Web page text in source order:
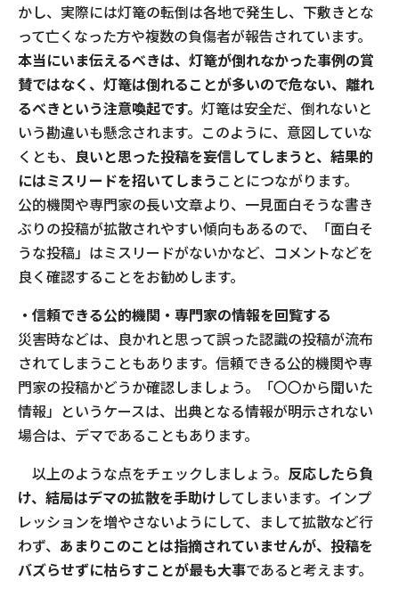
かし、実際には灯篭の転倒は各地で発生し、下敷きとな
って亡くなった方や複数の負傷者が報告されています。
本当にいま伝えるべきは、灯篭が倒れなかった事例の賞
賛ではなく、灯篭は倒れることが多いので危ない、離れ
るべきという注意喚起です。 灯篭は安全だ、倒れないと
いう勘違いも懸念されます。このように、意図していな
くとも、 良いと思った投稿を妄信してしまうと、結果的
にはミスリードを招いてしまう ことにつながります。
公的機関や専門家の長い文章より、一見面白そうな書き
ぶりの投稿が拡散されやすい傾向もあるので、「面白そ
うな投稿」はミスリードがないかなど、コメントなどを
良く確認することをお勧めします。
・信頼できる公的機関・専門家の情報を回覧する
災害時などは、良かれと思って誤った認識の投稿が流布
されてしまうこともあります。信頼できる公的機関や専
門家の投稿かどうか確認しましょう。「〇〇から聞いた
情報」というケースは、出典となる情報が明示されない
場合は、デマであることもあります。
以上のような点をチェックしましょう。 反応したら負
け、結局はデマの拡散を手助け してしまいます。インプ
レッションを増やさないようにして、まして拡散など行
わず、 あまりこのことは指摘されていませんが、投稿を
バズらせずに枯らすことが最も大事であると考えます。